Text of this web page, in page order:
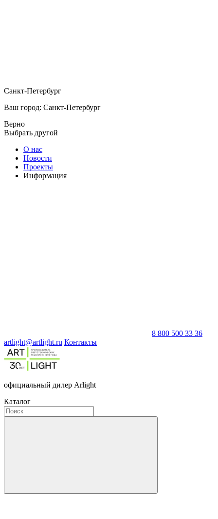
Санкт-Петербург
Ваш город: Санкт-Петербург
Верно
Выбрать другой
О нас
Новости
Проекты
Информация
8 800 500 33 36
artlight@artlight.ru Контакты
официальный дилер Arlight
Каталог